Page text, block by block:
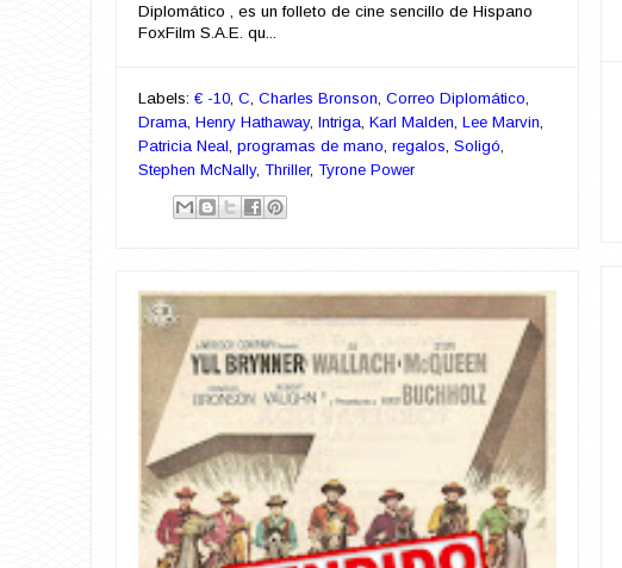
Diplomático , es un folleto de cine sencillo de Hispano
FoxFilm S.A.E. qu...
Labels: € -10 C Charles Bronson Correo Diplomático
Drama Henry Hathaway, Intriga Karl Malden Lee Marvin
Patricia Neal programas de mano regalos Soligó
Stephen McNally, Thriller, Tyrone Power